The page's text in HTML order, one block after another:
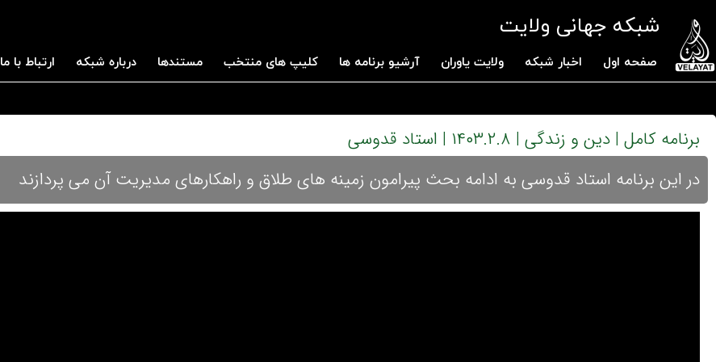
شبکه جهانی ولایت
صفحه اول اخبار شبکه ولایت یاوران آرشیو برنامه ها کلیپ های منتخب مستندها درباره شبکه ارتباط با ما
برنامه کامل | دین و زندگی | ۱۴۰۳.۲.۸ | استاد قدوسی
در این برنامه استاد قدوسی به ادامه بحث پیرامون زمینه های طلاق و راهکارهای مدیریت آن می پردازند